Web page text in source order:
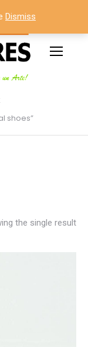
shoes”
the single result
Dismiss